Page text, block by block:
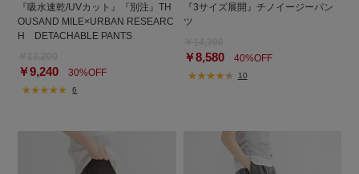
『吸水速乾/UVカット』『別注』TH
OUSAND MILE×URBAN RESEARC
H DETACHABLE PANTS
￥9,240 30%OFF
6
『3サイズ展開』チノイージーパン
ツ
￥8,58040%OFF
10